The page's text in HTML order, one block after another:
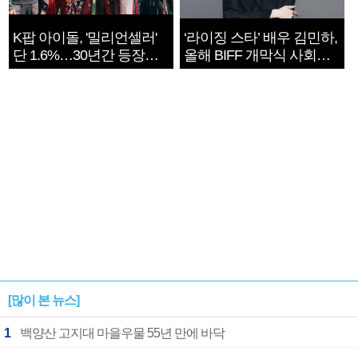
K팝 아이돌, '밀리언셀러'
단 1.6%…30년간 등장
1182개팀 전수조사
‘라이징 스타’ 배우 김민하,
올해 BIFF 개막식 사회자
확정
[많이 본 뉴스]
1 백양산 고지대 마을우물 55년 만에 바닥